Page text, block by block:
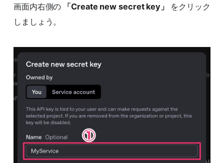
画面内右側の 「Create new secret key」
をクリック
しましょう。